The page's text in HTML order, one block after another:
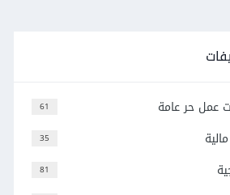
61 عمل حر عامة
35
81